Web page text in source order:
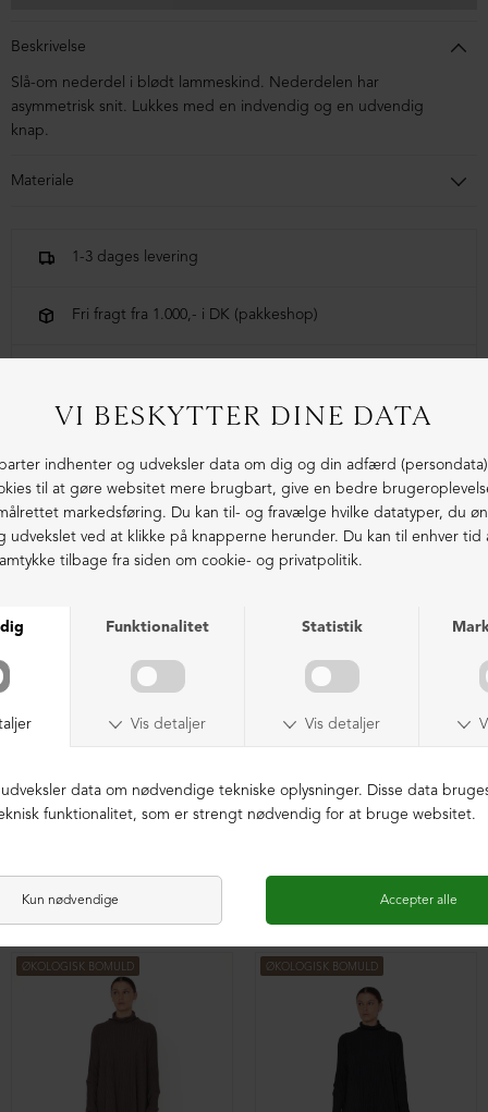
Beskrivelse
Slå-om nederdel i blødt lammeskind. Nederdelen har
asymmetrisk snit. Lukkes med en indvendig og en udvendig
knap.
Materiale
1-3 dages levering
Fri fragt fra 1.000,- i DK (pakkeshop)
LIGNENDE PRODUKTER
DKK 2.099,00
DKK 2.099,00
ØKOLOGISK BOMULD ØKOLOGISK BOMULD